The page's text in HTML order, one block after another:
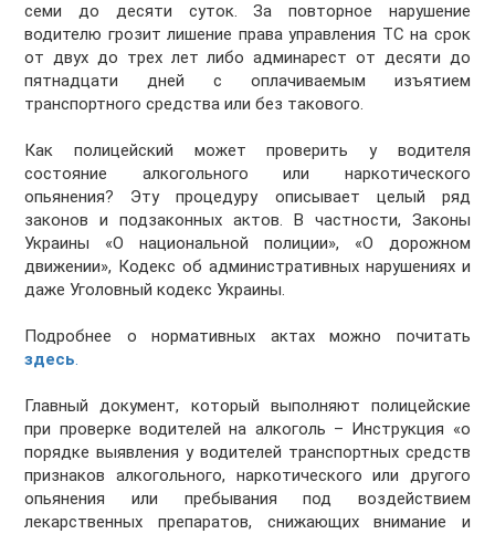
семи до десяти суток. За повторное нарушение
водителю грозит лишение права управления ТС на срок
от двух до трех лет либо админарест от десяти до
пятнадцати дней с оплачиваемым изъятием
транспортного средства или без такового.
Как полицейский может проверить у водителя
состояние алкогольного или наркотического
опьянения? Эту процедуру описывает целый ряд
законов и подзаконных актов. В частности, Законы
Украины «О национальной полиции», «О дорожном
движении», Кодекс об административных нарушениях и
даже Уголовный кодекс Украины.
Подробнее о нормативных актах можно почитать
здесь.
Главный документ, который выполняют полицейские
при проверке водителей на алкоголь – Инструкция «о
порядке выявления у водителей транспортных средств
признаков алкогольного, наркотического или другого
опьянения или пребывания под воздействием
лекарственных препаратов, снижающих внимание и